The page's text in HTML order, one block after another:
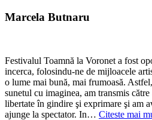
Marcela Butnaru
Festivalul Toamnă la Voronet a fost
incerca, folosindu-ne de mijloacele
o lume mai bună, mai frumoasă.
sunetul cu imaginea, am transmis
libertate în gindire şi exprimare şi am
ajunge la spectator. In… Citeste mai